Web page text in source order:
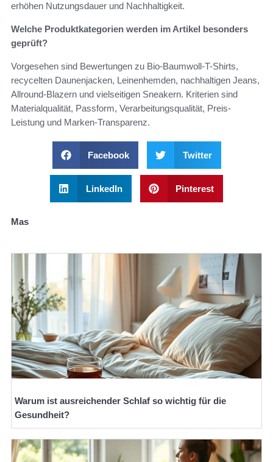
erhöhen Nutzungsdauer und Nachhaltigkeit.
Welche Produktkategorien werden im Artikel besonders
geprüft?
Vorgesehen sind Bewertungen zu Bio-Baumwoll-T-Shirts,
recycelten Daunenjacken, Leinenhemden, nachhaltigen Jeans,
Allround-Blazern und vielseitigen Sneakern. Kriterien sind
Materialqualität, Passform, Verarbeitungsqualität, Preis-
Leistung und Marken-Transparenz.
Facebook Twitter
LinkedIn Pinterest
Mas
Warum ist ausreichender Schlaf so wichtig für die
Gesundheit?